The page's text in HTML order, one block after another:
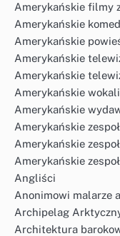
Amerykańskie filmy
Amerykańskie
Amerykańskie
Amerykańskie
Amerykańskie
Amerykańskie
Amerykańskie
Amerykańskie
Amerykańskie
Amerykańskie
Angliści
Anonimowi malarze
Archipelag
Architektura